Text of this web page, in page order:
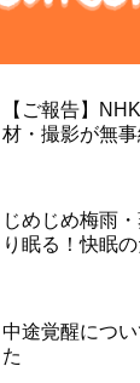
【ご報告】
材・撮影が無事
じめじめ梅雨
り眠る！快眠
中途覚醒につ
た